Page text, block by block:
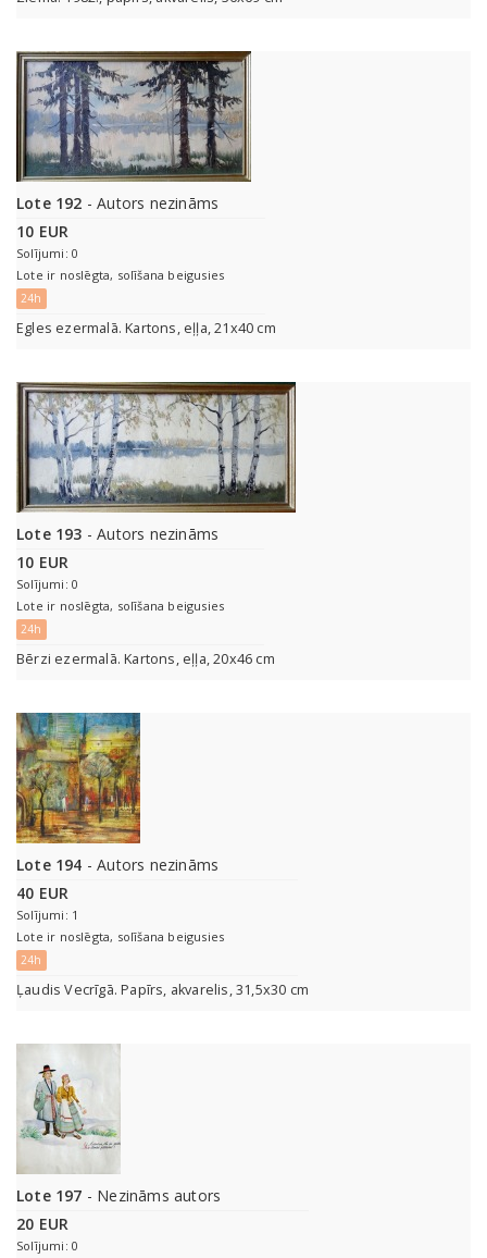
Lote 192 - Autors nezināms
10 EUR
Solījumi: 0
Lote ir noslēgta, solīšana beigusies
24h
Egles ezermalā. Kartons, eļļa, 21x40 cm
Lote 193 - Autors nezināms
10 EUR
Solījumi: 0
Lote ir noslēgta, solīšana beigusies
24h
Bērzi ezermalā. Kartons, eļļa, 20x46 cm
Lote 194 - Autors nezināms
40 EUR
Solījumi: 1
Lote ir noslēgta, solīšana beigusies
24h
Ļaudis Vecrīgā. Papīrs, akvarelis, 31,5x30 cm
Lote 197 - Nezināms autors
20 EUR
Solījumi: 0